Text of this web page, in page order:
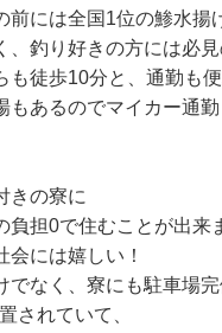
前には全国1位の鯵水揚
、釣り好きの方には必見
も徒歩10分と、通勤も便
もあるのでマイカー通勤
きの寮に
負担0で住むことが出来
会には嬉しい！
でなく、寮にも駐車場完
されていて、